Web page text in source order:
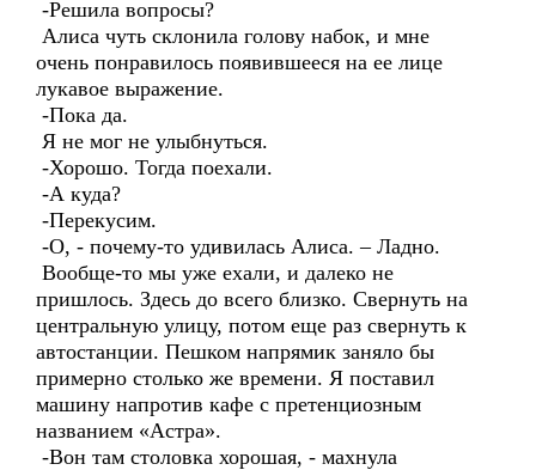
-Решила вопросы?
Алиса чуть склонила голову набок, и мне
очень понравилось появившееся на ее лице
лукавое выражение.
-Пока да.
Я не мог не улыбнуться.
-Хорошо. Тогда поехали.
-А куда?
-Перекусим.
-О, - почему-то удивилась Алиса. – Ладно.
Вообще-то мы уже ехали, и далеко не
пришлось. Здесь до всего близко. Свернуть на
центральную улицу, потом еще раз свернуть к
автостанции. Пешком напрямик заняло бы
примерно столько же времени. Я поставил
машину напротив кафе с претенциозным
названием «Астра».
-Вон там столовка хорошая, - махнула